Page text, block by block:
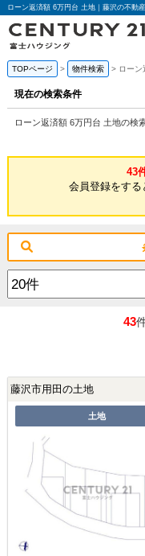
ローン返済額 6万円台 土地｜藤沢の不動
TOPページ 物件検索 ロー
現在の検索条件
ローン返済額 6万円台 土地の検
43
会員登録をする
43
藤沢市用田の土地
土地